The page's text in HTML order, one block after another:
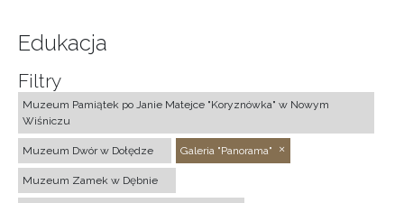
Edukacja
Filtry
Muzeum Pamiątek po Janie Matejce "Koryznówka" w Nowym
Wiśniczu
Muzeum Dwór w Dołędze Galeria "Panorama"
Muzeum Zamek w Dębnie